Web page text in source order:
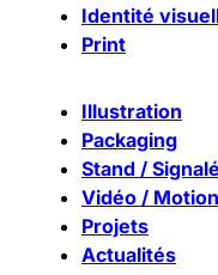
Identité
Print
Illustration
Packaging
Stand /
Vidéo /
Projets
Actualités